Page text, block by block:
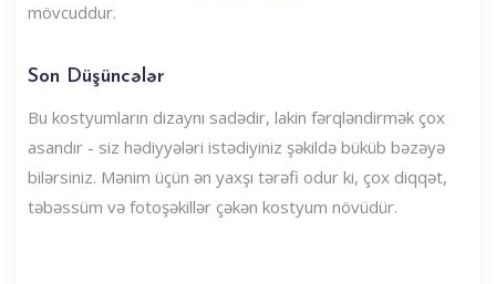
mövcuddur.
Son Düşüncələr
Bu kostyumların dizaynı sadədir, lakin fərqləndirmək çox
asandır - siz hədiyyələri istədiyiniz şəkildə büküb bəzəyə
bilərsiniz. Mənim üçün ən yaxşı tərəfi odur ki, çox diqqət,
təbəssüm və fotoşəkillər çəkən kostyum növüdür.